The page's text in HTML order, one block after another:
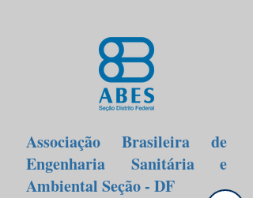
Associação Brasileira de
Engenharia Sanitária e
Ambiental Seção - DF